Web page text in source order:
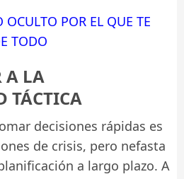
POR EL QUE TE
TODO
A LA
TÁCTICA
decisiones rápidas es
de crisis, pero nefasta
a largo plazo. A